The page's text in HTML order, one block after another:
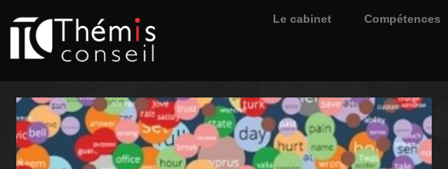
Le cabinet Compétences